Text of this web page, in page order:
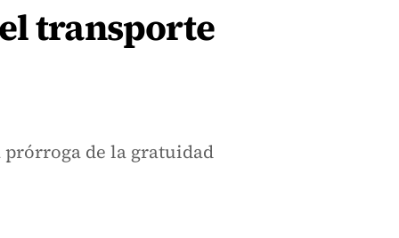
transporte
prórroga de la gratuidad